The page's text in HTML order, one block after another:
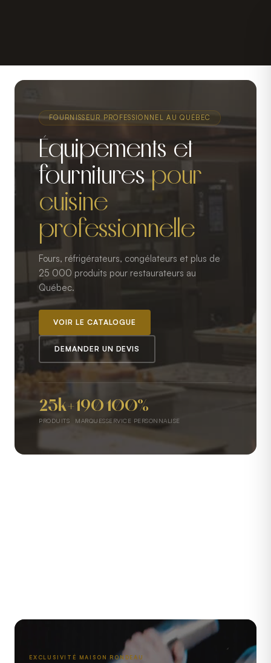
FOURNISSEUR PROFESSIONNEL AU QUÉBEC
Équipements et
fournitures pour
cuisine
professionnelle
Fours, réfrigérateurs, congélateurs et plus de
25 000 produits pour restaurateurs au
Québec.
VOIR LE CATALOGUE
DEMANDER UN DEVIS
25k+
PRODUITS
190
MARQUES
100%
SERVICE PERSONNALISE
EXCLUSIVITÉ MAISON RONDEAU